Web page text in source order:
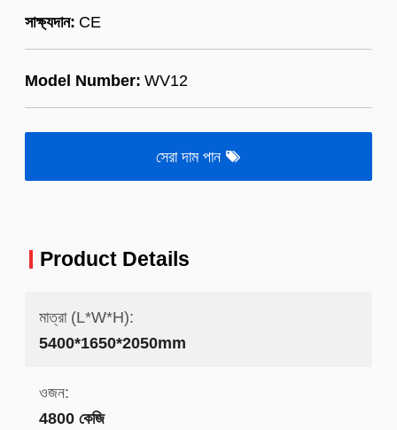
সাক্ষ্যদান: CE
Model Number: WV12
সেরা দাম পান
Product Details
মাত্রা (L*W*H):
5400*1650*2050mm
ওজন:
4800 কেজি